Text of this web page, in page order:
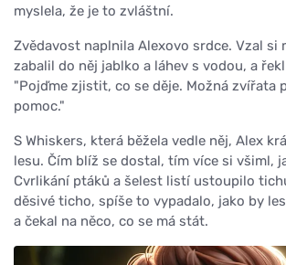
myslela, že je to zvláštní.
Zvědavost naplnila Alexovo srdce. Vzal si
zabalil do něj jablko a láhev s vodou, a
"Pojďme zjistit, co se děje. Možná zvířata
pomoc."
S Whiskers, která běžela vedle něj, Alex
lesu. Čím blíž se dostal, tím více si všiml,
Cvrlikání ptáků a šelest listí ustoupilo
děsivé ticho, spíše to vypadalo, jako by
a čekal na něco, co se má stát.